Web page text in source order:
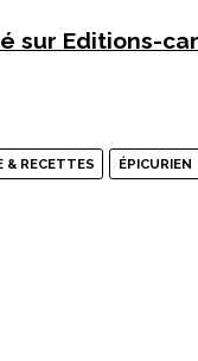
sur Editions-
& RECETTES ÉPICURIEN